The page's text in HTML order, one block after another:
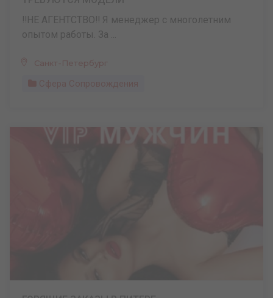
‼️НЕ АГЕНТСТВО‼️ Я менеджер с многолетним
опытом работы. За ...
Санкт-Петербург
Сфера Сопровождения